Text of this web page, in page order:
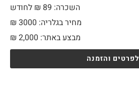
השכרה: 89 ₪ לחודש
מחיר בגלריה: 3000 ₪
מבצע באתר:
₪ 2,000
לפרטים והזמנה